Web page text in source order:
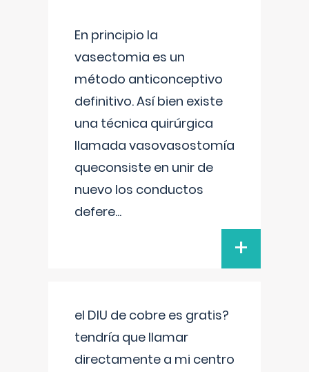
En principio la
vasectomia es un
método anticonceptivo
definitivo. Así bien existe
una técnica quirúrgica
llamada vasovasostomía
queconsiste en unir de
nuevo los conductos
defere...
+
el DIU de cobre es gratis?
tendría que llamar
directamente a mi centro